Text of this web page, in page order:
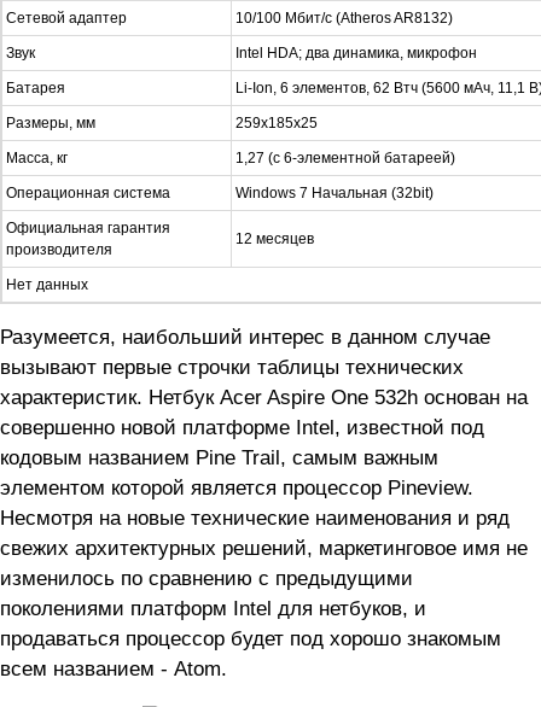
Сетевой адаптер 10/100 Мбит/с (Atheros AR8132)
Звук Intel HDA; два динамика, микрофон
Батарея Li-Ion, 6 элементов, 62 Втч (5600 мАч, 11,1
Размеры, мм 259x185x25
Масса, кг 1,27 (с 6-элементной батареей)
Операционная система Windows 7 Начальная (32bit)
Официальная гарантия
производителя
12 месяцев
Нет данных
Разумеется, наибольший интерес в данном случае
вызывают первые строчки таблицы технических
характеристик. Нетбук Acer Aspire One 532h основан на
совершенно новой платформе Intel, известной под
кодовым названием Pine Trail, самым важным
элементом которой является процессор Pineview.
Несмотря на новые технические наименования и ряд
свежих архитектурных решений, маркетинговое имя не
изменилось по сравнению с предыдущими
поколениями платформ Intel для нетбуков, и
продаваться процессор будет под хорошо знакомым
всем названием - Atom.